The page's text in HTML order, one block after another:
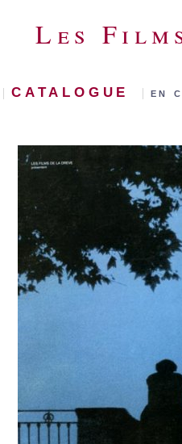
Les
| catalogue | en